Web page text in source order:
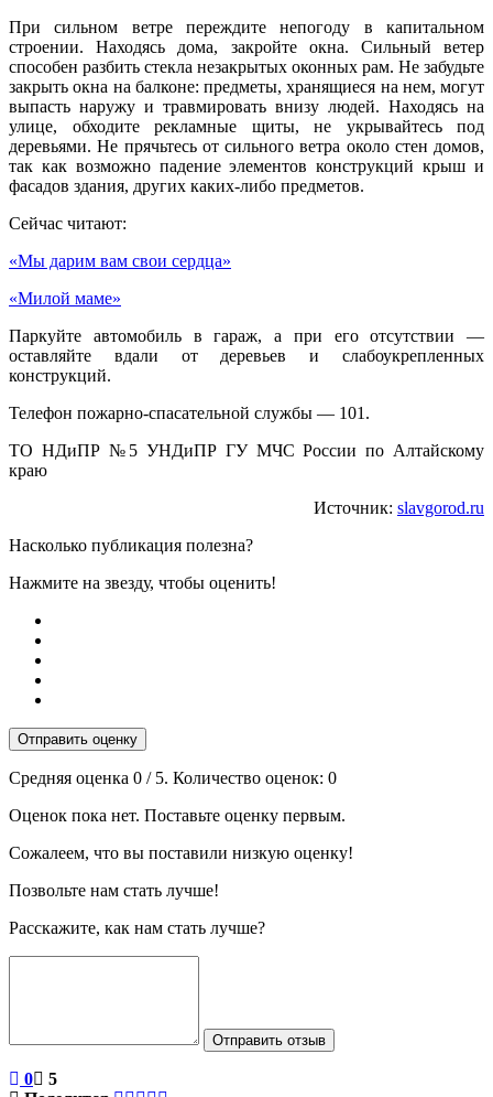
При сильном ветре переждите непогоду в капитальном
строении. Находясь дома, закройте окна. Сильный ветер
способен разбить стекла незакрытых оконных рам. Не забудьте
закрыть окна на балконе: предметы, хранящиеся на нем, могут
выпасть наружу и травмировать внизу людей. Находясь на
улице, обходите рекламные щиты, не укрывайтесь под
деревьями. Не прячьтесь от сильного ветра около стен домов,
так как возможно падение элементов конструкций крыш и
фасадов здания, других каких-либо предметов.
Сейчас читают:
«Мы дарим вам свои сердца»
«Милой маме»
Паркуйте автомобиль в гараж, а при его отсутствии —
оставляйте вдали от деревьев и слабоукрепленных
конструкций.
Телефон пожарно-спасательной службы — 101.
ТО НДиПР №5 УНДиПР ГУ МЧС России по Алтайскому
краю
Источник: slavgorod.ru
Насколько публикация полезна?
Нажмите на звезду, чтобы оценить!
Отправить оценку
Средняя оценка 0 / 5. Количество оценок: 0
Оценок пока нет. Поставьте оценку первым.
Сожалеем, что вы поставили низкую оценку!
Позвольте нам стать лучше!
Расскажите, как нам стать лучше?
Отправить отзыв
0
5